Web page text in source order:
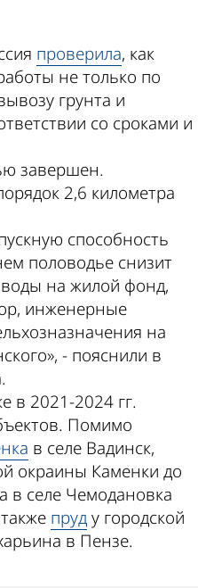
проверила, как
не только по
грунта и
со сроками и
завершен.
2,6 километра
способность
половодье снизит
воды на жилой фонд,
инженерные
на
- пояснили в
в 2021-2024 гг.
Помимо
в селе Вадинск,
окраины Каменки до
в селе Чемодановка
пруду городской
в Пензе.